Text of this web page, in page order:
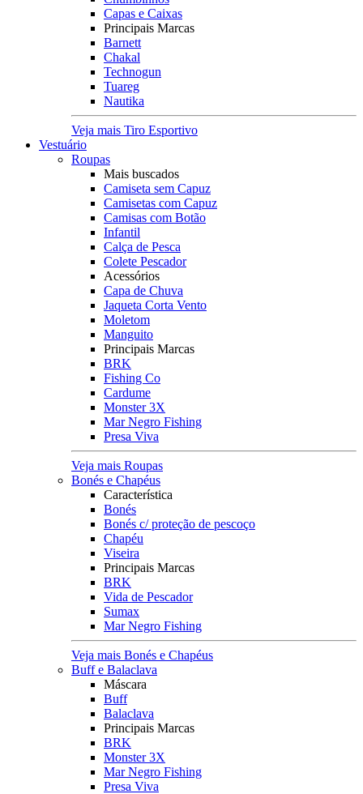
Capas e Caixas
Principais Marcas
Barnett
Chakal
Technogun
Tuareg
Nautika
Veja mais Tiro Esportivo
Vestuário
Roupas
Mais buscados
Camiseta sem Capuz
Camisetas com Capuz
Camisas com Botão
Infantil
Calça de Pesca
Colete Pescador
Acessórios
Capa de Chuva
Jaqueta Corta Vento
Moletom
Manguito
Principais Marcas
BRK
Fishing Co
Cardume
Monster 3X
Mar Negro Fishing
Presa Viva
Veja mais Roupas
Bonés e Chapéus
Característica
Bonés
Bonés c/ proteção de pescoço
Chapéu
Viseira
Principais Marcas
BRK
Vida de Pescador
Sumax
Mar Negro Fishing
Veja mais Bonés e Chapéus
Buff e Balaclava
Máscara
Buff
Balaclava
Principais Marcas
BRK
Monster 3X
Mar Negro Fishing
Presa Viva